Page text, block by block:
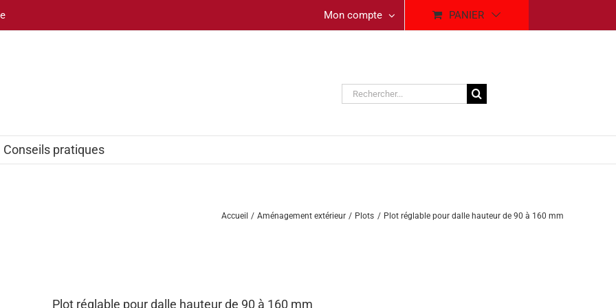
Mon compte PANIER
Rechercher:
Conseils pratiques
Accueil Aménagement extérieur Plots Plot réglable pour dalle hauteur de 90 à 160 mm
Plot réglable pour dalle hauteur de 90 à 160 mm